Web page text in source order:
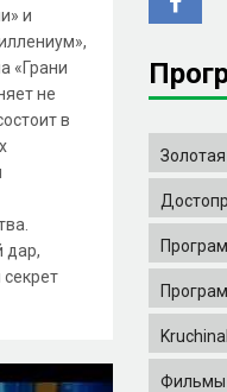
и
«Грани
не
в
дар,
Фильмы